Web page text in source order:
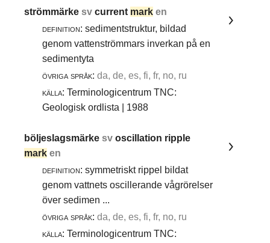
strömmärkesvcurrent mark en
definition: sedimentstruktur, bildad
genom vattenströmmars inverkan på en
sedimentyta
övriga språk: da, de, es, fi, fr, no, ru
källa: Terminologicentrum TNC:
Geologisk ordlista | 1988
böljeslagsmärkesvoscillation ripple
mark en
definition: symmetriskt rippel bildat
genom vattnets oscillerande vågrörelser
över sedimen ...
övriga språk: da, de, es, fi, fr, no, ru
källa: Terminologicentrum TNC: